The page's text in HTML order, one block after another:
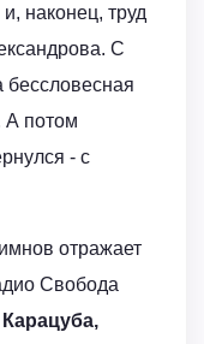
наконец, труд
С
бессловесная
А потом
- с
отражает
Свобода